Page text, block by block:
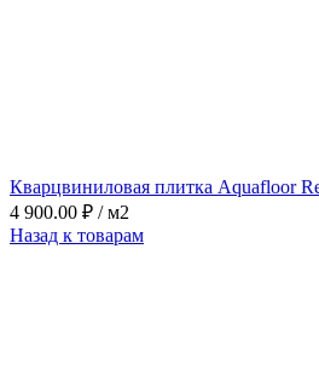
Кварцвиниловая плитка Aquafloor
4 900.00 ₽ / м2
Назад к товарам